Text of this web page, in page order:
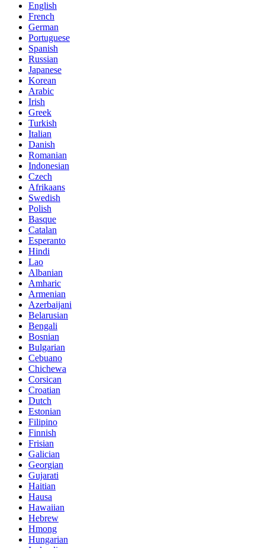
English
French
German
Portuguese
Spanish
Russian
Japanese
Korean
Arabic
Irish
Greek
Turkish
Italian
Danish
Romanian
Indonesian
Czech
Afrikaans
Swedish
Polish
Basque
Catalan
Esperanto
Hindi
Lao
Albanian
Amharic
Armenian
Azerbaijani
Belarusian
Bengali
Bosnian
Bulgarian
Cebuano
Chichewa
Corsican
Croatian
Dutch
Estonian
Filipino
Finnish
Frisian
Galician
Georgian
Gujarati
Haitian
Hausa
Hawaiian
Hebrew
Hmong
Hungarian